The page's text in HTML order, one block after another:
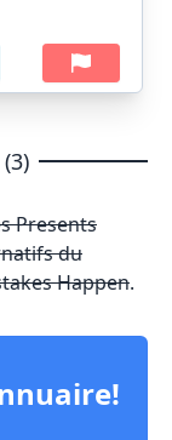
Presents
du
Happen.